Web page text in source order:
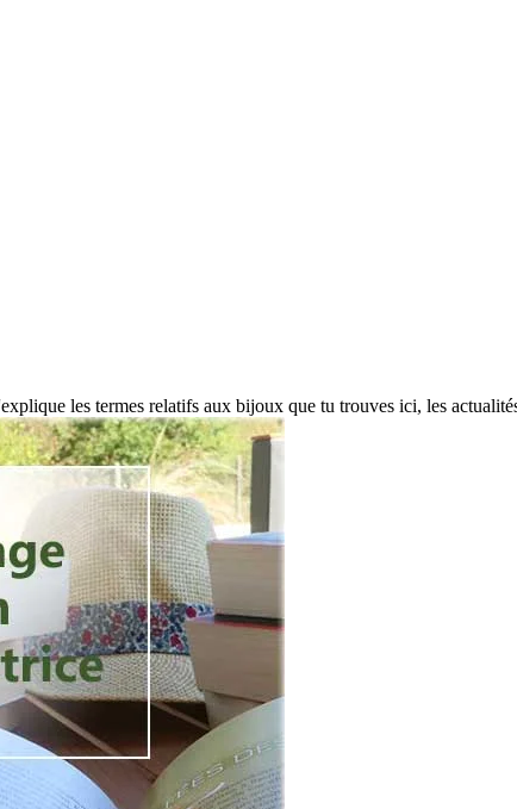
les termes relatifs aux bijoux que tu trouves ici, les